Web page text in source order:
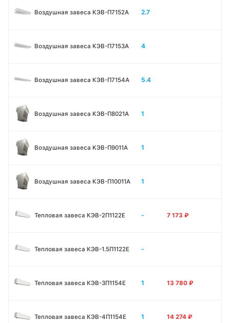
Воздушная завеса КЭВ-П7152A 2.7
Воздушная завеса КЭВ-П7153A 4
Воздушная завеса КЭВ-П7154A 5.4
Воздушная завеса КЭВ-П8021A 1
Воздушная завеса КЭВ-П9011A 1
Воздушная завеса КЭВ-П10011A 1
Тепловая завеса КЭВ-2П1122E - 7 173 ₽
Тепловая завеса КЭВ-1.5П1122E -
Тепловая завеса КЭВ-3П1154E 1 13 780 ₽
Тепловая завеса КЭВ-4П1154E 1 14 274 ₽